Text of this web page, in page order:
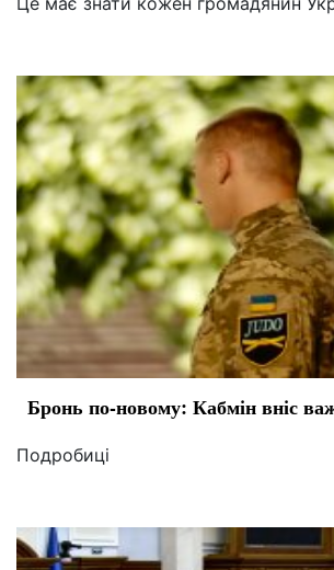
Бронь по-новому: Кабмін вніс
Подробиці